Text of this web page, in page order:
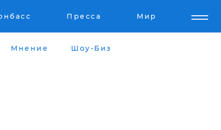
Пресса Мир
Мнение Шоу-Биз